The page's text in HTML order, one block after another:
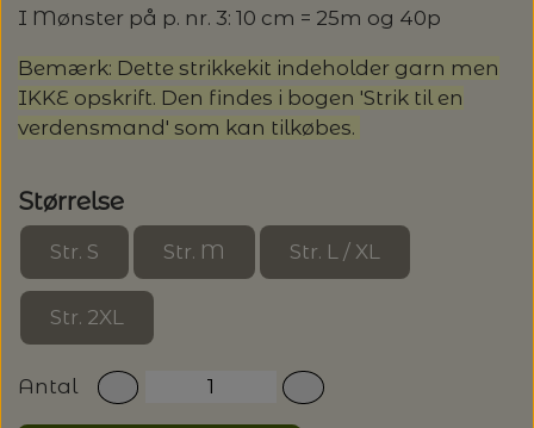
I Mønster på p. nr. 3: 10 cm = 25m og 40p
Bemærk: Dette strikkekit indeholder garn men
IKKE opskrift. Den findes i bogen 'Strik til en
verdensmand' som kan tilkøbes.
Størrelse
Str. S Str. M Str. L / XL
Str. 2XL
Antal